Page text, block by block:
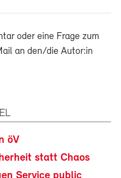
oder eine Frage zum
an den/die Autor:in
öV
statt Chaos
Service public